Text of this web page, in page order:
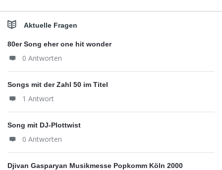
Aktuelle Fragen
80er Song eher one hit wonder
0 Antworten
Songs mit der Zahl 50 im Titel
1 Antwort
Song mit DJ-Plottwist
0 Antworten
Djivan Gasparyan Musikmesse Popkomm Köln 2000